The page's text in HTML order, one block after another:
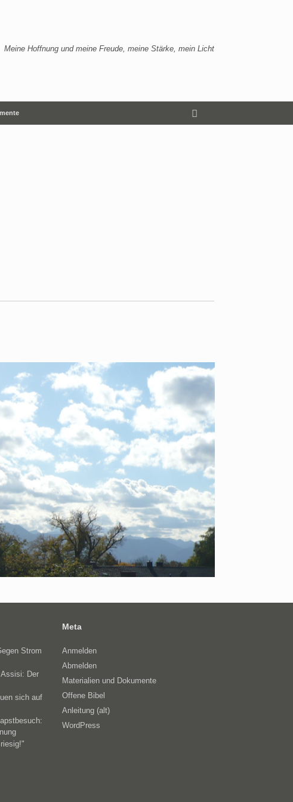
Meine Hoffnung und meine Freude, meine Stärke, mein Licht
Strom
Der
sich auf
Meta
Anmelden
Abmelden
Materialien und Dokumente
Offene Bibel
Anleitung (alt)
WordPress